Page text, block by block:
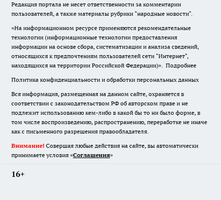
Редакция портала не несет ответственности за комментарии
пользователей, а также материалы рубрики "народные новости".
«На информационном ресурсе применяются рекомендательные
технологии (информационные технологии предоставления
информации на основе сбора, систематизации и анализа сведений,
относящихся к предпочтениям пользователей сети "Интернет",
находящихся на территории Российской Федерации)». Подробнее
Политика конфиденциальности и обработки персональных данных
Вся информация, размещенная на данном сайте, охраняется в
соответствии с законодательством РФ об авторском праве и не
подлежит использованию кем-либо в какой бы то ни было форме, в
том числе воспроизведению, распространению, переработке не иначе
как с письменного разрешения правообладателя.
Внимание! Совершая любые действия на сайте, вы автоматически
принимаете условия «Cоглашения»
16+